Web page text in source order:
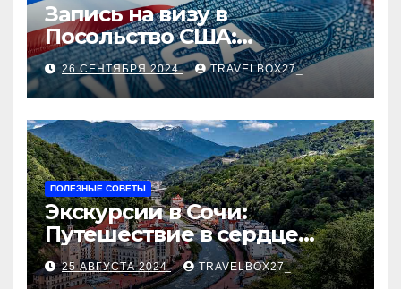
Запись на визу в
Посольство США:
Пошаговое руководство
26 СЕНТЯБРЯ 2024 TRAVELBOX27_
ПОЛЕЗНЫЕ СОВЕТЫ
Экскурсии в Сочи:
Путешествие в сердце
Черноморского курорта
25 АВГУСТА 2024 TRAVELBOX27_